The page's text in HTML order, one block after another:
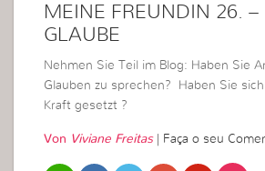
MEINE FREUNDIN 26. –
GLAUBE
Nehmen Sie Teil im Blog: Haben Sie
Glauben zu sprechen? Haben Sie
Kraft gesetzt ?
Von Viviane Freitas| Faça o seu